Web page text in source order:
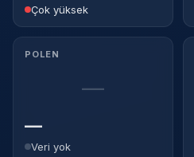
Çok yüksek
POLEN
—
—
Veri yok